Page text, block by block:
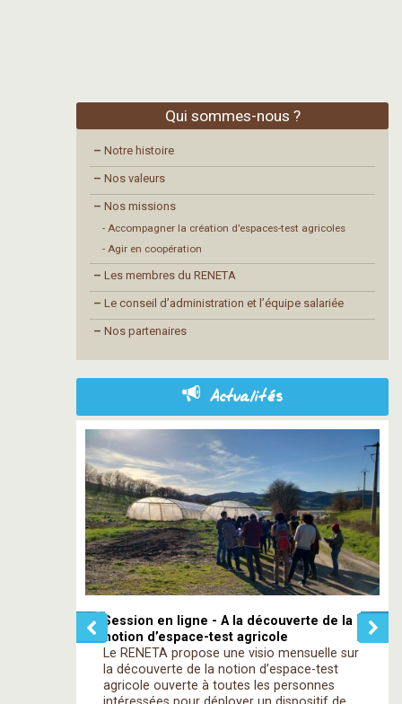
Qui sommes-nous ?
– Notre histoire
– Nos valeurs
– Nos missions
- Accompagner la création d’espaces-test agricoles
- Agir en coopération
– Les membres du RENETA
– Le conseil d’administration et l’équipe salariée
– Nos partenaires
Actualités
Session en ligne - A la découverte de la
notion d’espace-test agricole
Le RENETA propose une visio mensuelle sur
la découverte de la notion d’espace-test
agricole ouverte à toutes les personnes